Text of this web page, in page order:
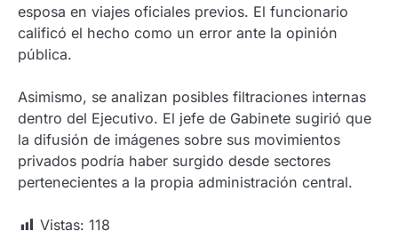
esposa en viajes oficiales previos. El funcionario
calificó el hecho como un error ante la opinión
pública.
Asimismo, se analizan posibles filtraciones internas
dentro del Ejecutivo. El jefe de Gabinete sugirió que
la difusión de imágenes sobre sus movimientos
privados podría haber surgido desde sectores
pertenecientes a la propia administración central.
Vistas: 118